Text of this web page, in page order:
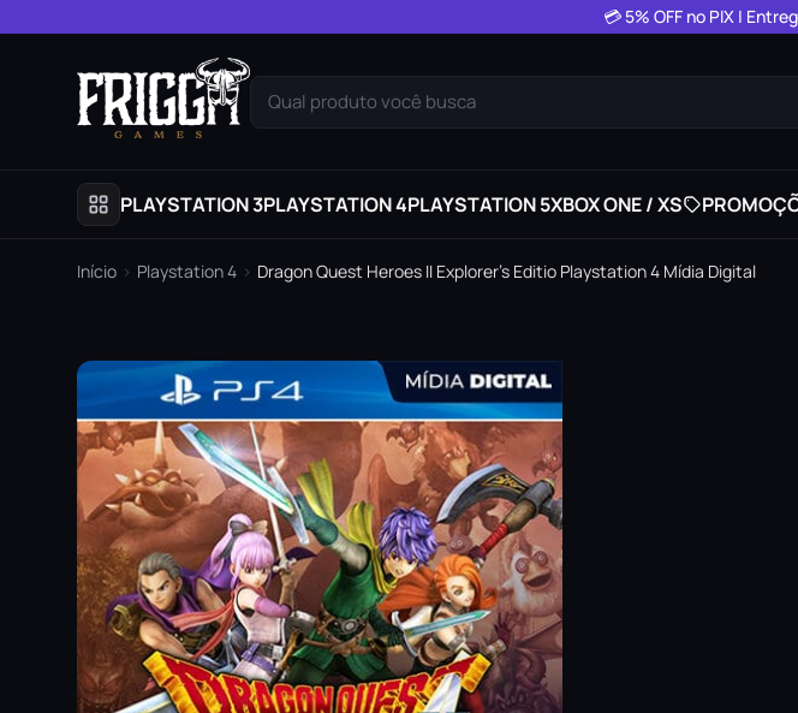
💳 5% OFF no PIX |
Qual produto você busca
PLAYSTATION 3PLAYSTATION 4PLAYSTATION 5XBOX ONE / XS
Início › Playstation 4 › Dragon Quest Heroes II Explorer’s Editio Playstation 4 Mídia Digital